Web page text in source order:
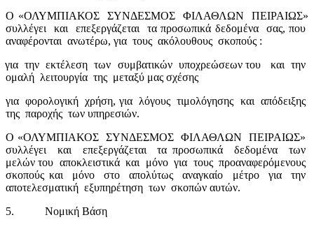
Ο «ΟΛΥΜΠΙΑΚΟΣ
ΣΥΝΔΕΣΜΟΣ ΦΙΛΑΘΛΩΝ
ΠΕΙΡΑΙΩΣ»
συλλέγει
και επεξεργάζεται τα προσωπικά δεδομένα
σας, που
αναφέρονται ανωτέρω, για τους ακόλουθους σκοπούς :
για την εκτέλεση των συμβατικών υποχρεώσεων του και την
ομαλή λειτουργία της μεταξύ μας σχέσης
για φορολογική χρήση, για λόγους τιμολόγησης και απόδειξης
της παροχής των υπηρεσιών.
Ο «ΟΛΥΜΠΙΑΚΟΣ ΣΥΝΔΕΣΜΟΣ ΦΙΛΑΘΛΩΝ
ΠΕΙΡΑΙΩΣ»
συλλέγει
και επεξεργάζεται τα προσωπικά δεδομένα
των
μελών του αποκλειστικά και μόνο για τους προαναφερόμενους
σκοπούς και
μόνο στο απολύτως αναγκαίο μέτρο για
την
αποτελεσματική εξυπηρέτηση των σκοπών αυτών.
5.
Νομική Βάση